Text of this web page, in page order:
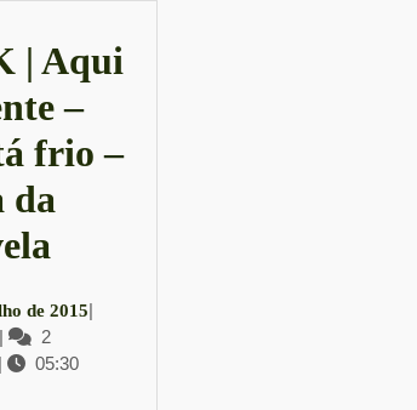
| Aqui
–
frio –
da
Aqui
tá
de 201516
|
|
2
| 05:30